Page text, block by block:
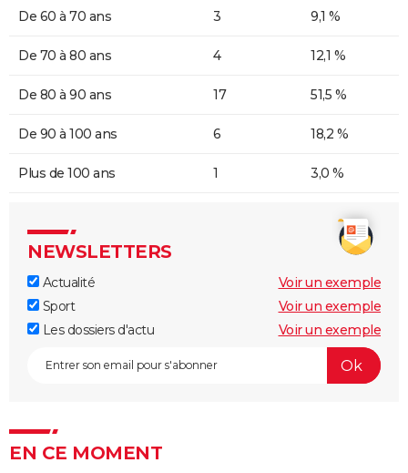
De 60 à 70 ans 3 9,1 %
De 70 à 80 ans 4 12,1 %
De 80 à 90 ans 17 51,5 %
De 90 à 100 ans 6 18,2 %
Plus de 100 ans 1 3,0 %
NEWSLETTERS
Actualité
Voir un exemple
Sport
Voir un exemple
Les dossiers d'actu
Voir un exemple
EN CE MOMENT